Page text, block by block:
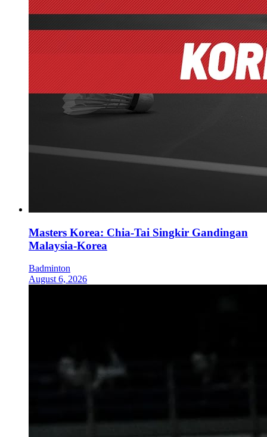
Masters Korea: Chia-Tai Singkir Gandingan
Malaysia-Korea
Badminton
August 6, 2026